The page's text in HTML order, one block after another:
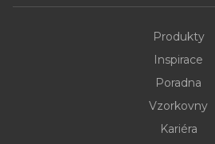
Produkty
Inspirace
Poradna
Vzorkovny
Kariéra